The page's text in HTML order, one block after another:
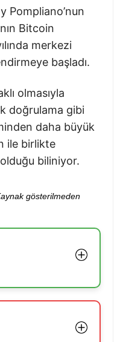
Pompliano’nun
Bitcoin
merkezi
başladı.
olmasıyla
doğrulama gibi
daha büyük
ile birlikte
biliniyor.
gösterilmeden